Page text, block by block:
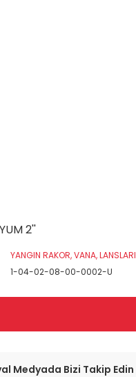
2''
YANGIN RAKOR, VANA, LANSLARI
1-04-02-08-00-0002-U
Medyada Bizi Takip Edin